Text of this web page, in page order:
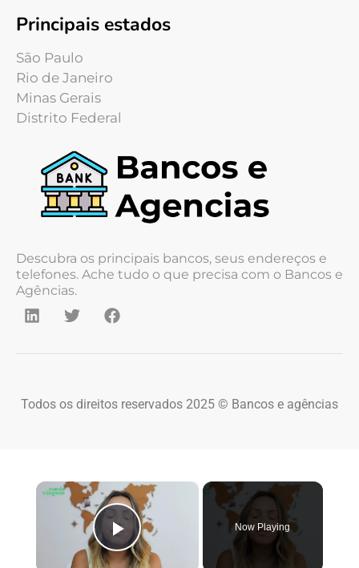
Principais estados
São Paulo
Rio de Janeiro
Minas Gerais
Distrito Federal
Descubra os principais bancos, seus endereços e
telefones. Ache tudo o que precisa com o Bancos e
Agências.
Todos os direitos reservados 2025 © Bancos e agências
×
Play Video
Now Playing